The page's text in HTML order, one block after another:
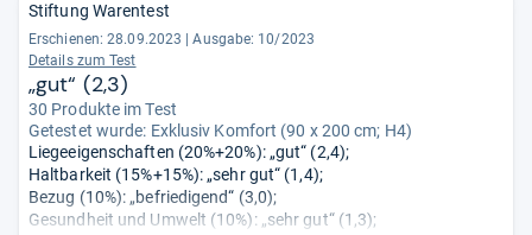
Stiftung Warentest
Erschienen: 28.09.2023
Ausgabe: 10/2023
Details zum Test
„gut“ (2,3)
30 Produkte im Test
Getestet wurde: Exklusiv Komfort (90 x 200 cm; H4)
Liegeeigenschaften (20%+20%): „gut“ (2,4);
Haltbarkeit (15%+15%): „sehr gut“ (1,4);
Bezug (10%): „befriedigend“ (3,0);
Gesundheit und Umwelt (10%): „sehr gut“ (1,3);